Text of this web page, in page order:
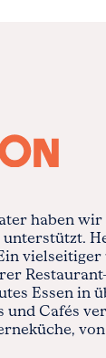
haben
unterstützt.
vielseitiger
Essen in
und Cafés